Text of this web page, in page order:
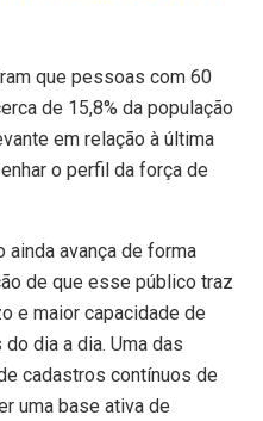
que pessoas com 60
de 15,8% da população
em relação à última
o perfil da força de
ainda avança de forma
de que esse público traz
e maior capacidade de
dia a dia. Uma das
cadastros contínuos de
uma base ativa de